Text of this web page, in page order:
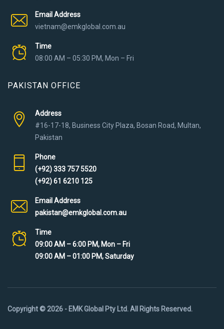
Email Address
vietnam@emkglobal.com.au
Time
08:00 AM – 05:30 PM, Mon – Fri
PAKISTAN OFFICE
Address
#16-17-18, Business City Plaza, Bosan Road, Multan,
Pakistan
Phone
(+92) 333 757 5520
(+92) 61 6210 125
Email Address
pakistan@emkglobal.com.au
Time
09:00 AM – 6:00 PM, Mon – Fri
09:00 AM – 01:00 PM, Saturday
Copyright © 2026 - EMK Global Pty Ltd. All Rights Reserved.